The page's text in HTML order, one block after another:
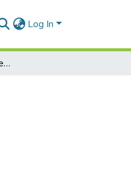
Log In
Методика навчання інтегрованого курсу «Я досліджую світ» у початковій школі (для змішаного навчання)